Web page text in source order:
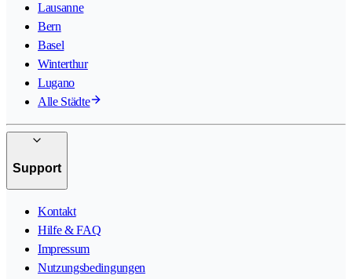
Lausanne
Bern
Basel
Winterthur
Lugano
Alle Städte
Support
Kontakt
Hilfe & FAQ
Impressum
Nutzungsbedingungen